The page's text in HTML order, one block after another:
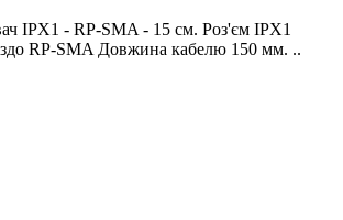
IPX1 - RP-SMA - 15 см. Роз'єм IPX1
RP-SMA Довжина кабелю 150 мм. ..